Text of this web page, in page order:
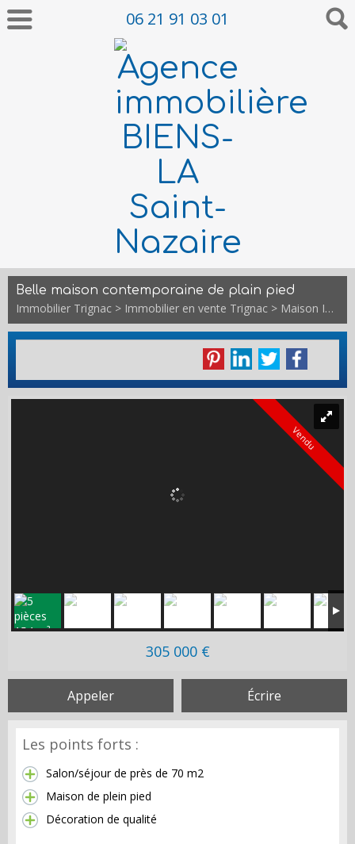
06 21 91 03 01
Belle maison contemporaine de plain pied
Immobilier Trignac > Immobilier en vente Trignac > Maison Individuelle en vente Trignac
Vendu
305 000 €
Appeler Écrire
Les points forts :
Salon/séjour de près de 70 m2
Maison de plein pied
Décoration de qualité